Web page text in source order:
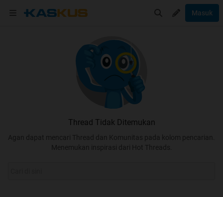
Masuk
Thread Tidak Ditemukan
Agan dapat mencari Thread dan Komunitas pada kolom pencarian.
Menemukan inspirasi dari Hot Threads.